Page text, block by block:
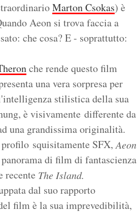
Marton Csokas) è
Aeon si trova faccia a
che cosa? E - soprattutto:
che rende questo film
una vera sorpresa per
stilistica della sua
è visivamente differente da
una grandissima originalità.
squisitamente SFX, Aeon
di film di fantascienza
recente The Island.
dal suo rapporto
film è la sua imprevedibilità,